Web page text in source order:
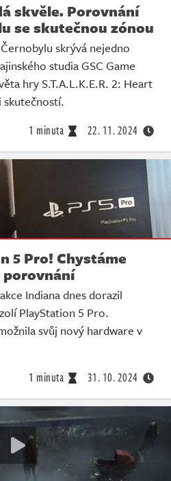
skvěle. Porovnání
se skutečnou zónou
skrývá nejedno
studia GSC Game
hry S.T.A.L.K.E.R. 2: Heart
1 minuta 22. 11. 2024
5 Pro! Chystáme
Indiana dnes dorazil
PlayStation 5 Pro.
svůj nový hardware v
1 minuta 31. 10. 2024